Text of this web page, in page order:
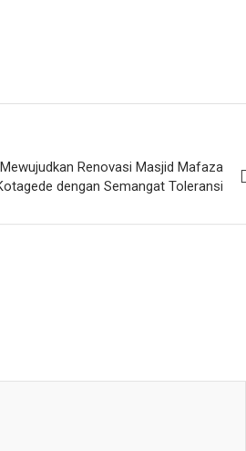
Renovasi Masjid Mafaza
dengan Semangat Toleransi